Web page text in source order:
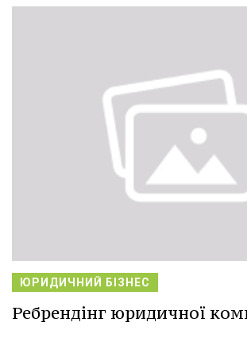
ЮРИДИЧНИЙ БІЗНЕС
Ребрендінг юридичної